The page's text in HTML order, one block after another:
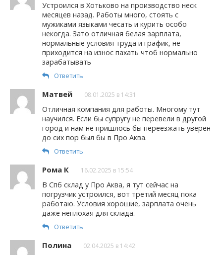
Устроился в Хотьково на производство неск
месяцев назад. Работы много, стоять с
мужиками языками чесать и курить особо
некогда. Зато отличная белая зарплата,
нормальные условия труда и график, не
приходится на износ пахать чтоб нормально
зарабатывать
Ответить
Матвей 08.01.2025 в 14:31
Отличная компания для работы. Многому тут
научился. Если бы супругу не перевели в другой
город и нам не пришлось бы переезжать уверен
до сих пор был бы в Про Аква.
Ответить
Рома К 16.02.2025 в 15:54
В Спб склад у Про Аква, я тут сейчас на
погрузчик устроился, вот третий месяц пока
работаю. Условия хорошие, зарплата очень
даже неплохая для склада.
Ответить
Полина 02.04.2025 в 14:42